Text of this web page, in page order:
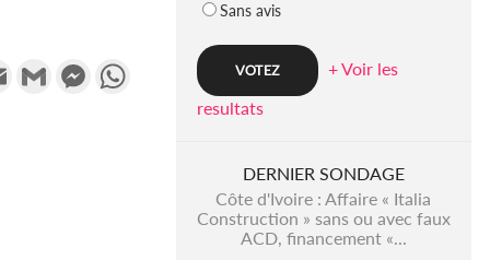
Email Gmail MessengerWhatsApp
Sans avis
+ Voir les
resultats
DERNIER SONDAGE
Côte d'Ivoire : Affaire « Italia
Construction » sans ou avec faux
ACD, financement «...